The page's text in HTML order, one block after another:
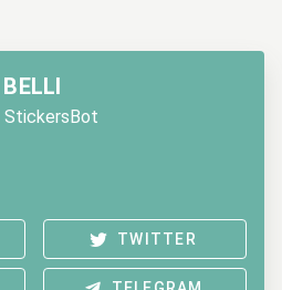
BELLI
StickersBot
TWITTER